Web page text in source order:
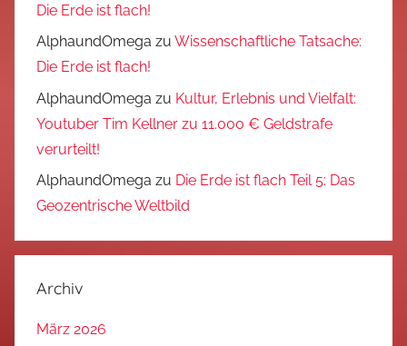
Die Erde ist flach!
AlphaundOmega zu Wissenschaftliche Tatsache:
Die Erde ist flach!
AlphaundOmega zu Kultur, Erlebnis und Vielfalt:
Youtuber Tim Kellner zu 11.000 € Geldstrafe
verurteilt!
AlphaundOmega zu Die Erde ist flach Teil 5: Das
Geozentrische Weltbild
Archiv
März 2026